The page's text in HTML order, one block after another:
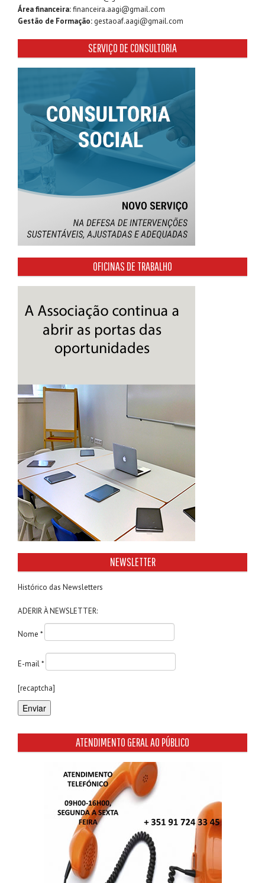
Área financeira:financeira.aagi@gmail.com
Gestão de Formação: gestaoaf.aagi@gmail.com
SERVIÇO DE CONSULTORIA
OFICINAS DE TRABALHO
NEWSLETTER
Histórico das Newsletters
ADERIR À NEWSLETTER:
Nome *
E-mail *
[recaptcha]
ATENDIMENTO GERAL AO PÚBLICO